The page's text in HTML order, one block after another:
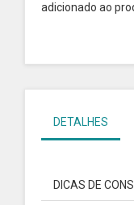
adicionado ao
DETALHES
DICAS DE